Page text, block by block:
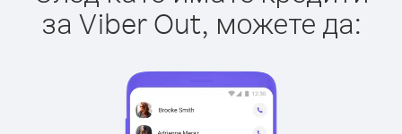
за Viber Out, можете да: